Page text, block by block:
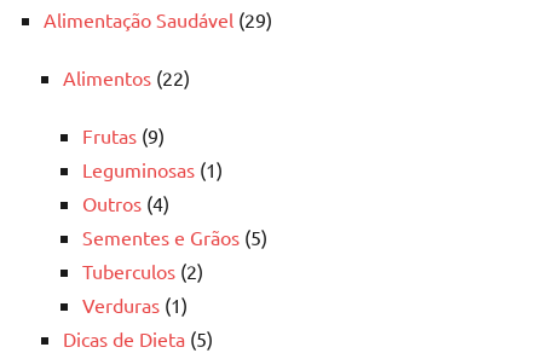
Alimentação Saudável (29)
Alimentos (22)
Frutas (9)
Leguminosas (1)
Outros (4)
Sementes e Grãos (5)
Tuberculos (2)
Verduras (1)
Dicas de Dieta (5)